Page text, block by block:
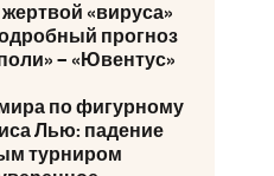
«вируса»
прогноз
– «Ювентус»
по фигурному
Лью: падение
турниром